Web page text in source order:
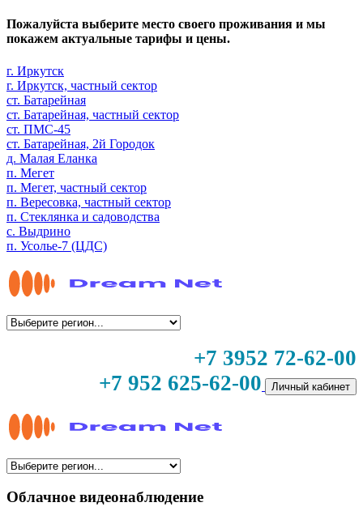
Пожалуйста выберите место своего проживания и мы
покажем актуальные тарифы и цены.
г. Иркутск
г. Иркутск, частный сектор
ст. Батарейная
ст. Батарейная, частный сектор
ст. ПМС-45
ст. Батарейная, 2й Городок
д. Малая Еланка
п. Мегет
п. Мегет, частный сектор
п. Вересовка, частный сектор
п. Стеклянка и садоводства
с. Выдрино
п. Усолье-7 (ЦДС)
+7 3952 72-62-00
+7 952 625-62-00
Личный кабинет
Облачное видеонаблюдение